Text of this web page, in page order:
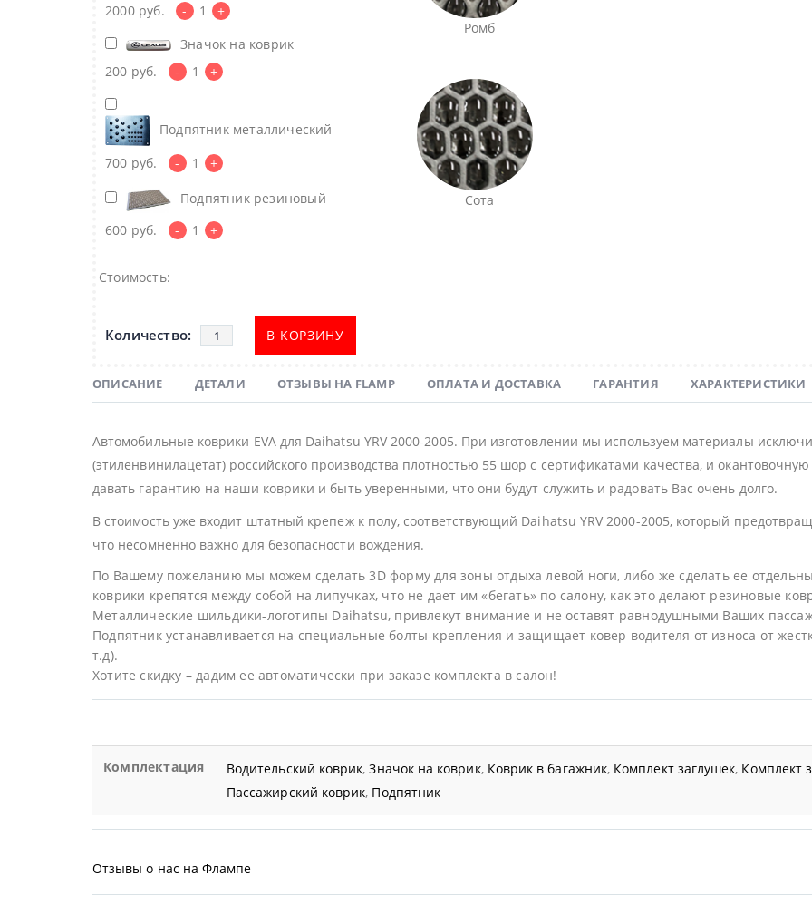
2000 руб. - 1
+
Значок на коврик
200 руб. - 1 +
Подпятник металлический
700 руб. - 1 +
Подпятник резиновый
600 руб. - 1 +
Ромб
Сота
Стоимость:
В КОРЗИНУ
ОПИСАНИЕ ДЕТАЛИ ОТЗЫВЫ НА FLAMP ОПЛАТА И ДОСТАВКА ГАРАНТИЯ ХАРАКТЕРИСТИКИ
Автомобильные коврики EVA для Daihatsu YRV 2000-2005. При изготовлении мы используем материалы
(этиленвинилацетат) российского производства плотностью 55 шор с сертификатами качества, и
давать гарантию на наши коврики и быть уверенными, что они будут служить и радовать Вас очень долго.
В стоимость уже входит штатный крепеж к полу, соответствующий Daihatsu YRV 2000-2005, который
что несомненно важно для безопасности вождения.
По Вашему пожеланию мы можем сделать 3D форму для зоны отдыха левой ноги, либо же сделать ее
коврики крепятся между собой на липучках, что не дает им «бегать» по салону, как это делают резиновые
Металлические шильдики-логотипы Daihatsu, привлекут внимание и не оставят равнодушными Ваших
Подпятник устанавливается на специальные болты-крепления и защищает ковер водителя от износа от
т.д).
Хотите скидку – дадим ее автоматически при заказе комплекта в салон!
Комплектация Водительский коврик,Значок на коврик, Коврик в багажник, Комплект заглушек, Комплект
Пассажирский коврик, Подпятник
Отзывы о нас на Флампе